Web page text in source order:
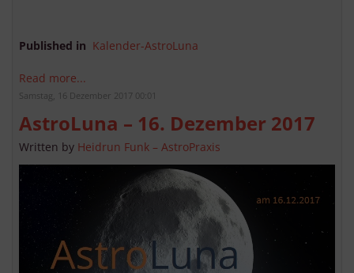
Published in Kalender-AstroLuna
Read more...
Samstag, 16 Dezember 2017 00:01
AstroLuna – 16. Dezember 2017
Written by Heidrun Funk – AstroPraxis